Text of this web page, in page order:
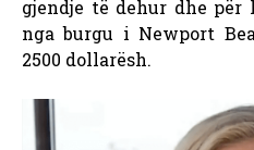
gjendje të dehur dhe
nga burgu i Newport
2500 dollarësh.